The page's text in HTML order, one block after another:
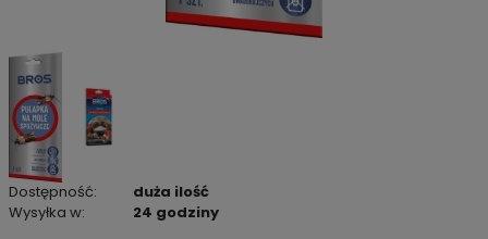
Dostępność:
duża ilość
Wysyłka w:
24 godziny